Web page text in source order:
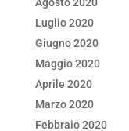
Luglio 2020
Giugno 2020
Maggio 2020
Aprile 2020
Marzo 2020
Febbraio 2020